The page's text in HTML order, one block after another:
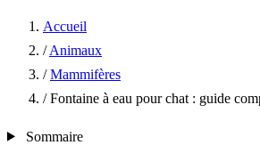
Accueil
/ Animaux
/ Mammifères
/ Fontaine à eau pour chat : guide
Sommaire